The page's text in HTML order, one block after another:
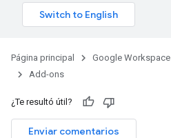
Página principal Google Workspace
Add-ons
¿Te resultó útil?
Enviar comentarios